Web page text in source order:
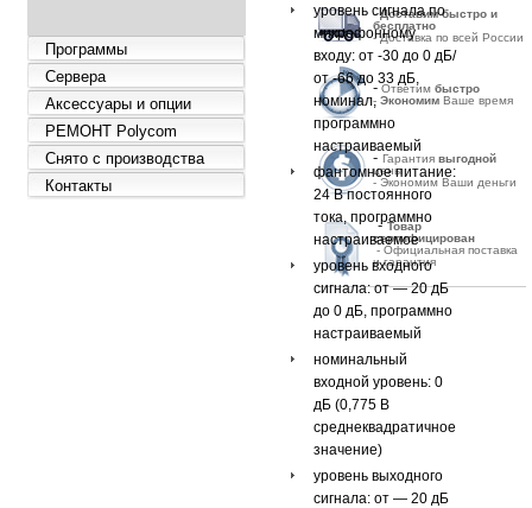
Программы
Сервера
Аксессуары и опции
РЕМОНТ Polycom
Снято с производства
Контакты
-Доставим быстро и
бесплатно
- Доставка по всей России
- Ответим быстро
- Экономим Ваше время
- Гарантия выгодной
цены
- Экономим Ваши деньги
-Товар
сертифицирован
- Официальная поставка
и гарантия
уровень сигнала по
микрофонному
входу: от -30 до 0 дБ/
от -66 до 33 дБ,
номинал,
программно
настраиваемый
фантомное питание:
24 В постоянного
тока, программно
настраиваемое
уровень входного
сигнала: от — 20 дБ
до 0 дБ, программно
настраиваемый
номинальный
входной уровень: 0
дБ (0,775 В
среднеквадратичное
значение)
уровень выходного
сигнала: от — 20 дБ